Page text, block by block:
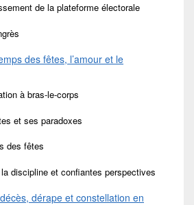
de la plateforme électorale
des fêtes, l’amour et le
à bras-le-corps
et ses paradoxes
des fêtes
et confiantes perspectives
dérape et constellation en